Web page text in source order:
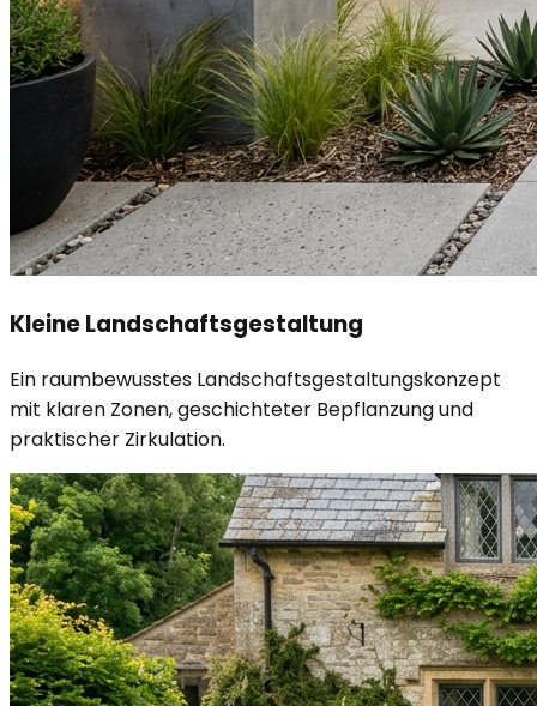
Kleine Landschaftsgestaltung
Ein raumbewusstes Landschaftsgestaltungskonzept
mit klaren Zonen, geschichteter Bepflanzung und
praktischer Zirkulation.